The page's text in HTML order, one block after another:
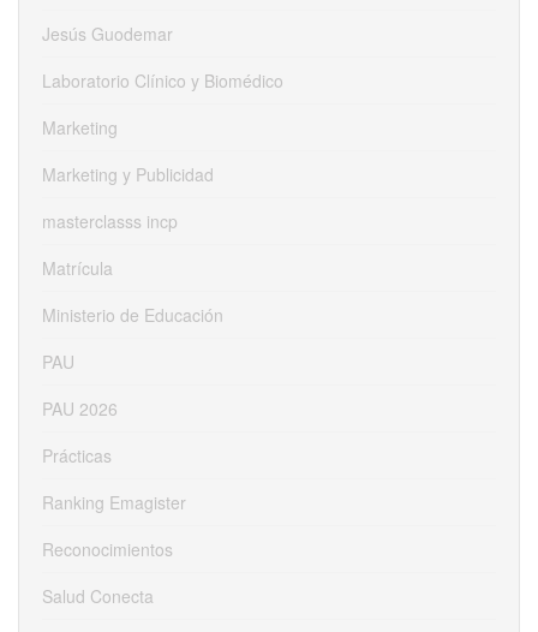
Jesús Guodemar
Laboratorio Clínico y Biomédico
Marketing
Marketing y Publicidad
masterclasss incp
Matrícula
Ministerio de Educación
PAU
PAU 2026
Prácticas
Ranking Emagister
Reconocimientos
Salud Conecta